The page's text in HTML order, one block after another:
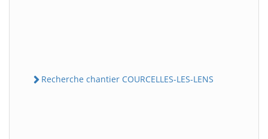
Recherche chantier COURCELLES-LES-LENS